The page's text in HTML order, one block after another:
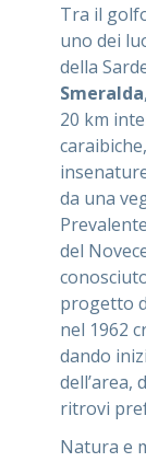
Tra il
uno dei
della
Smeralda
20 km
da una
del
progetto
nel 1962
dando
dell’area,
ritrovi
Natura e